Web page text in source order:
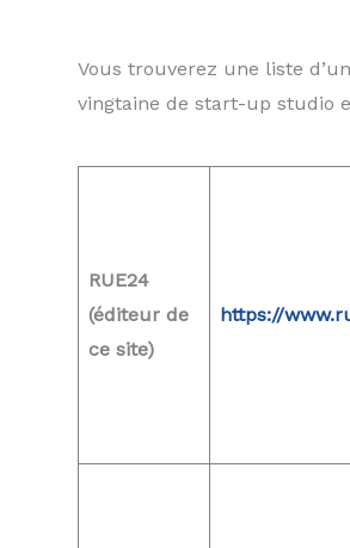
Vous trouverez une liste
vingtaine de start-up studio
RUE24
(éditeur de
ce site)
https://